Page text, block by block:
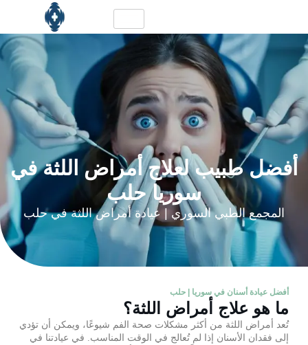
أفضل طبيب لعلاج أمراض اللثة في
سوريا حلب
المجمع الطبي السوري | عيادة أمراض اللثة في حلب
أفضل عيادة أسنان في سوريا | حلب
ما هو علاج أمراض اللثة؟
تُعد أمراض اللثة من أكثر مشكلات صحة الفم شيوعًا، ويمكن أن تؤدي
إلى فقدان الأسنان إذا لم تُعالج في الوقت المناسب. في عيادتنا في